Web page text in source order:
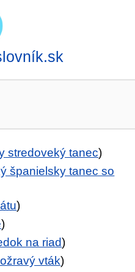
stredoveký tanec)
španielsky tanec so
)
)
na riad)
vták)